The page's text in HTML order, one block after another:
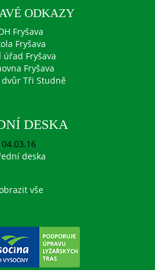
ODKAZY
Fryšava
Fryšava
úřad Fryšava
Fryšava
dvůr Tři Studně
DESKA
04.03.16
deska
vše